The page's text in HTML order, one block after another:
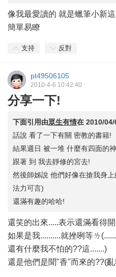
像我最愛讀的 就是蠟筆小新
簡單易瞭
支持 反對
pt49506105
2010-4-6 10:42:40
分享一下!
下面引用由眾生有情在 2010/
話說 看了一下有關 密教的書籍!
結果週日 被一堆 什麼有四面的
跟著 到 我去靜修的宮去!
然後師姊說 他們好像在搶我身
法力可言)
還滿有趣的哈哈!
還笑的出來.....表示還滿看得
如果是我..........就挫咧等ㄌ
還有什麼我不怕的??這.......)
還是他們是聞"香"而來的??(亂